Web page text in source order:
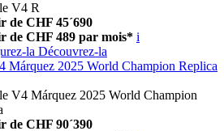
V4 R
de CHF 45´690
de CHF 489 par mois* i
la Découvrez-la
Márquez 2025 World Champion Replica
V4 Márquez 2025 World Champion
de CHF 90´390